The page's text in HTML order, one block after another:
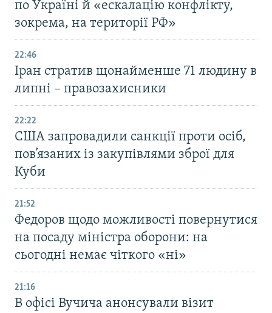
по Україні й «ескалацію конфлікту,
зокрема, на території РФ»
22:46
Іран стратив щонайменше 71 людину в
липні – правозахисники
22:22
США запровадили санкції проти осіб,
пов’язаних із закупівлями зброї для
Куби
21:52
Федоров щодо можливості повернутися
на посаду міністра оборони: на
сьогодні немає чіткого «ні»
21:16
В офісі Вучича анонсували візит